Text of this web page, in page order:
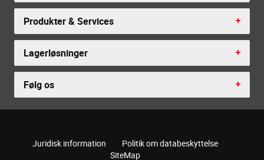
Produkter & Services
Lagerløsninger
Følg os
Juridisk information
Politik om databeskyttelse
SiteMap